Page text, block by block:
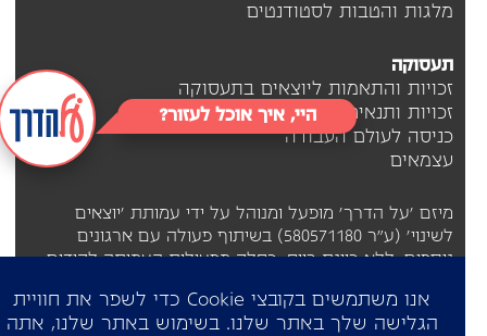
היי, איך אוכל לעזור?
מלגות והטבות לסטודנטים
תעסוקה
זכויות והתאמות ליוצאים בתעסוקה
זכויות ותנאים בעבודה
כניסה לעולם העבודה
עצמאים
מיזם 'על הדרך' מופעל ומנוהל על ידי עמותת 'יוצאים
לשינוי' (ע"ר 580571180) בשיתוף פעולה עם ארגונים
נוספים, ללא כוונת רווח, כחלק מפעילות העמותה לקידום